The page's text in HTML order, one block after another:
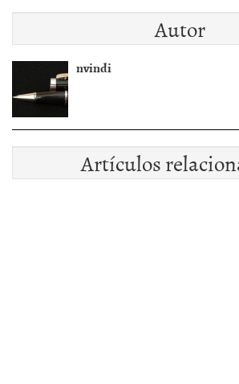
Autor
nvindi
Artículos